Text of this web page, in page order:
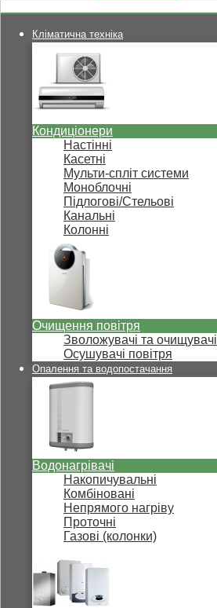
Кліматична техніка
Кондиціонери
Настінні
Касетні
Мульти-спліт системи
Моноблочні
Підлогові/Стельові
Канальні
Колонні
Очищення повітря
Зволожувачі та очищувачі
Осушувачі повітря
Опалення та водопостачання
Водонагрівачі
Накопичувальні
Комбіновані
Непрямого нагріву
Проточні
Газові (колонки)